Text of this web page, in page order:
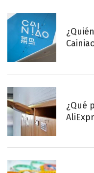
¿Qué